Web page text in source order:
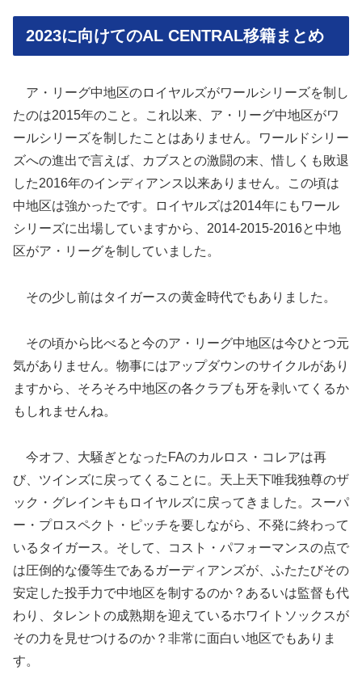
2023に向けてのAL CENTRAL移籍まとめ
ア・リーグ中地区のロイヤルズがワールシリーズを制し
たのは2015年のこと。これ以来、ア・リーグ中地区がワ
ールシリーズを制したことはありません。ワールドシリー
ズへの進出で言えば、カブスとの激闘の末、惜しくも敗退
した2016年のインディアンス以来ありません。この頃は
中地区は強かったです。ロイヤルズは2014年にもワール
シリーズに出場していますから、2014-2015-2016と中地
区がア・リーグを制していました。
その少し前はタイガースの黄金時代でもありました。
その頃から比べると今のア・リーグ中地区は今ひとつ元
気がありません。物事にはアップダウンのサイクルがあり
ますから、そろそろ中地区の各クラブも牙を剥いてくるか
もしれませんね。
今オフ、大騒ぎとなったFAのカルロス・コレアは再
び、ツインズに戻ってくることに。天上天下唯我独尊のザ
ック・グレインキもロイヤルズに戻ってきました。スーパ
ー・プロスペクト・ピッチを要しながら、不発に終わって
いるタイガース。そして、コスト・パフォーマンスの点で
は圧倒的な優等生であるガーディアンズが、ふたたびその
安定した投手力で中地区を制するのか？あるいは監督も代
わり、タレントの成熟期を迎えているホワイトソックスが
その力を見せつけるのか？非常に面白い地区でもありま
す。